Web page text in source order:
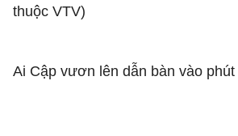
thuộc VTV)
Ai Cập vươn lên dẫn bàn vào phút